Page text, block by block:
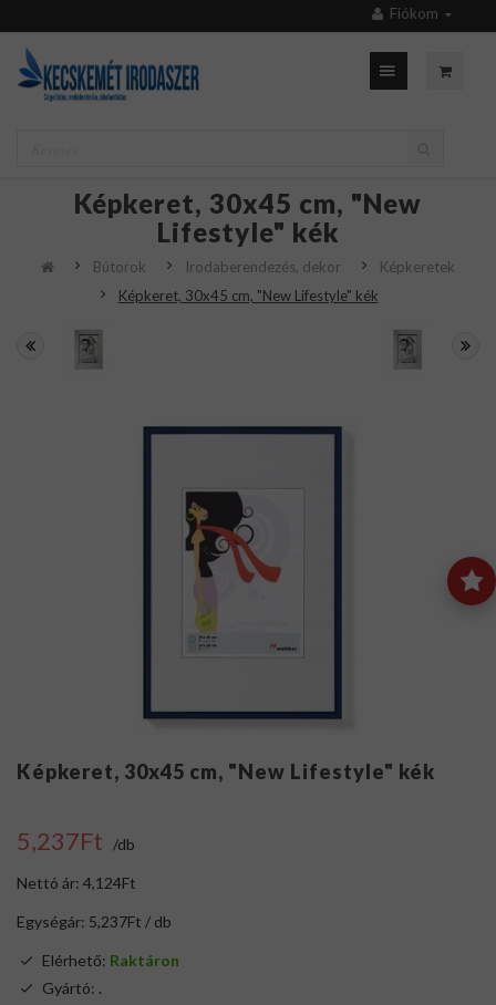
Fiókom
Képkeret, 30x45 cm, "New
Lifestyle" kék
Bútorok Irodaberendezés, dekor
Képkeretek
Képkeret, 30x45 cm, "New Lifestyle" kék
Képkeret, 30x45 cm, "New Lifestyle" kék
5,237Ft /db
Nettó ár: 4,124Ft
Egységár: 5,237Ft / db
Elérhető: Raktáron
Gyártó: .